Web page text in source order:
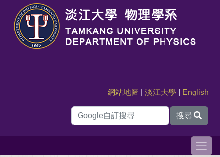
網站地圖 |淡江大學 English
搜尋